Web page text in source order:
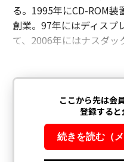
る。1995年にCD-ROM
創業。97年にはディスプ
て、2006年にはナスダッ